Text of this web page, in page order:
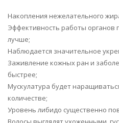
Накопления нежелательного
Эффективность работы органов
лучше;
Наблюдается значительное
Заживление кожных ран и
быстрее;
Мускулатура будет
количестве;
Уровень либидо существенно